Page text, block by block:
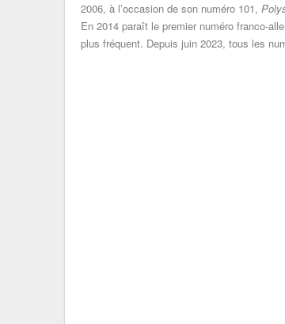
2006, à l’occasion de son numéro 101,
En 2014 paraît le premier numéro franco-
plus fréquent. Depuis juin 2023, tous les